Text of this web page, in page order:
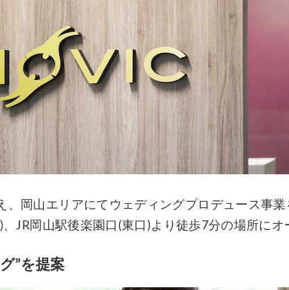
、岡山エリアにてウェディングプロデュース事
JR岡山駅後楽園口(東口)より徒歩7分の場所にオ
”を提案